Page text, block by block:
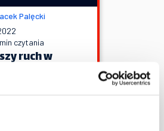
Palęcki
czytania
ruch w
www